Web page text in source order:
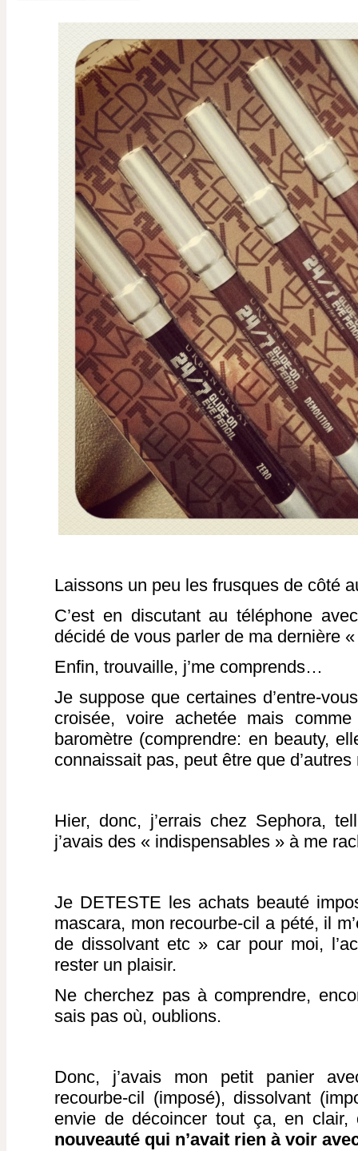
Laissons un peu les frusques de côté
C’est en discutant au téléphone
décidé de vous parler de ma dernière
Enfin, trouvaille, j’me comprends…
Je suppose que certaines d’entre-
croisée, voire achetée mais
baromètre (comprendre: en beauty,
connaissait pas, peut être que
Hier, donc, j’errais chez Sephora,
j’avais des « indispensables » à me
Je DETESTE les achats beauté
mascara, mon recourbe-cil a pété, il
de dissolvant etc » car pour moi,
rester un plaisir.
Ne cherchez pas à comprendre,
sais pas où, oublions.
Donc, j’avais mon petit panier
recourbe-cil (imposé), dissolvant
envie de décoincer tout ça, en clair,
nouveauté qui n’avait rien à voir